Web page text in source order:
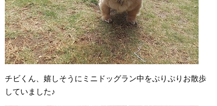
チビくん、嬉しそうにミニドッグラン中をぷりぷりお散歩
していました♪